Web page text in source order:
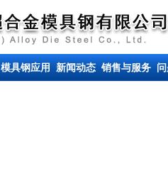
模具钢应用 新闻动态 销售与服务